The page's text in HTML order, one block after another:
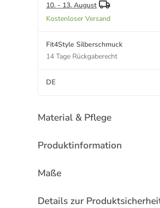
10. - 13. August
Kostenloser Versand
Fit4Style Silberschmuck
14 Tage Rückgaberecht
DE
Material & Pflege
Produktinformation
Maße
Details zur